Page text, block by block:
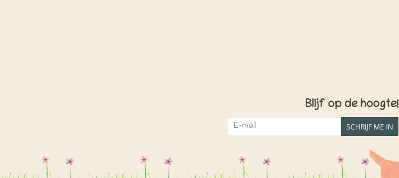
Blijf op de hoogte!
SCHRIJF ME IN